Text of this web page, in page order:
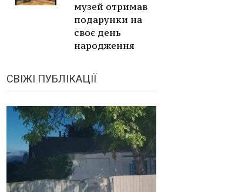
музей отримав
подарунки на
своє день
народження
СВІЖІ ПУБЛІКАЦІЇ